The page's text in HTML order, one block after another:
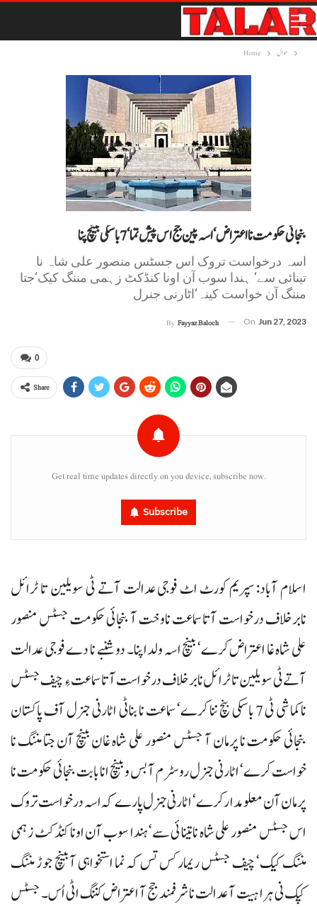
Home حوال
بنجائی حکومت نا اعتراض‘ اسہ پین جج اس پیش تما‘7باسکی بینچ پنا
اسہ درخواست تروک اس جسٹس منصور علی شاہ نا
تینائی سے‘ ہندا سوب آن اونا کنڈکٹ زہمی مننگ کیک‘جتا
مننگ آن خواست کینہ‘اٹارنی جنرل
By Fayyaz Baloch On Jun 27, 2023
0
Share
Get real time updates directly on you device, subscribe now.
Subscribe
اسلام آباد: سپریم کورٹ اٹ فوجی عدالت آتے ٹی سویلین تا ٹرائل
نابرخلاف درخواست آتا سماعت ناوخت آ بنجائی حکومت جسٹس منصور
علی شاہ غا اعتراض کرے‘ بینچ اسہ ولدا پنا۔ دوشنبے نا دے فوجی عدالت
آتے ٹی سویلین تا ٹرائل نا برخلاف درخواست آتا سماعت ءِ چیف جسٹس
ناکماشی ٹی 7 باسکی بنچ ننا کرے‘ سماعت نا بناٹی اٹارنی جنرل آف پاکستان
بنجائی حکومت نا پرمان آ جسٹس منصور علی شاہ غان بینچ آن جتا مننگ نا
خواست کرے‘ اٹارنی جنرل روسٹرم آ بس و بینچ انا بابت بنجائی حکومت نا
پرمان آن معلومدار کرے‘ اٹارنی جنرل پارے کہ اسہ درخواست تروک
اس جسٹس منصور علی شاہ نا تینائی سے‘ ہندا سوب آن اونا کنڈکٹ زہمی
مننگ کیک‘ چیف جسٹس ریمارکس تس کہ نما استخواہی آ بینچ جوڑ مننگ
کپک نی ہرا ہیت آ عدالت نا شرفمند جج آ اعتراض کننگ اٹی اُس۔ جسٹس